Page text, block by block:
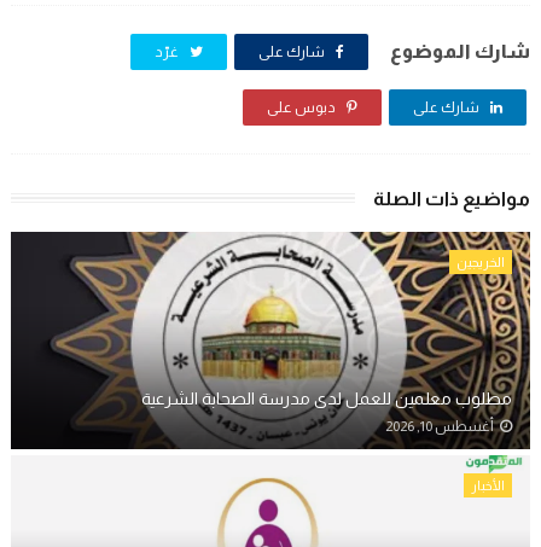
شارك الموضوع شارك على غرّد
شارك على دبوس على
مواضيع ذات الصلة
الخريجين
مطلوب معلمين للعمل لدى مدرسة الصحابة الشرعية
أغسطس 10, 2026
الأخبار